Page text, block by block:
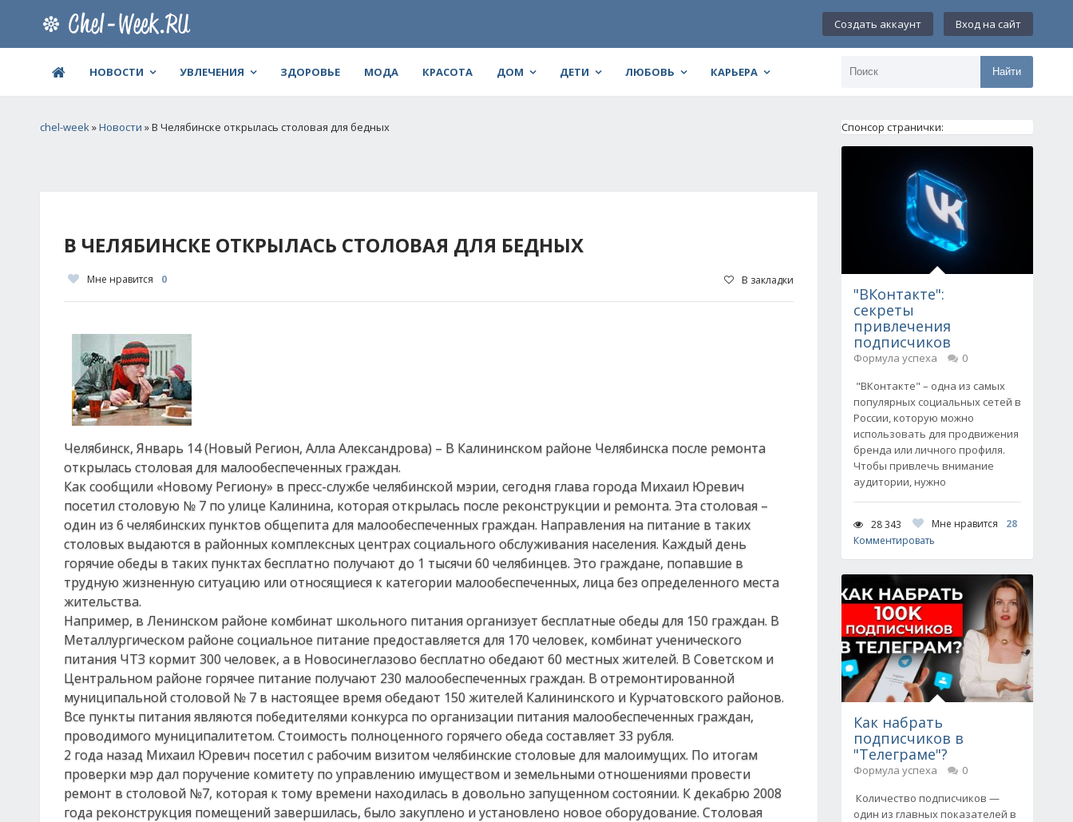
Создать аккаунт Вход на сайт
НОВОСТИ УВЛЕЧЕНИЯ ЗДОРОВЬЕ МОДА КРАСОТА ДОМ ДЕТИ ЛЮБОВЬ КАРЬЕРА Найти
chel-week»Новости » В Челябинске открылась столовая для бедных
В ЧЕЛЯБИНСКЕ ОТКРЫЛАСЬ СТОЛОВАЯ ДЛЯ БЕДНЫХ
Мне нравится 0 В закладки
Челябинск, Январь 14 (Новый Регион, Алла Александрова) – В Калининском районе Челябинска после ремонта
открылась столовая для малообеспеченных граждан.
Как сообщили «Новому Региону» в пресс-службе челябинской мэрии, сегодня глава города Михаил Юревич
посетил столовую № 7 по улице Калинина, которая открылась после реконструкции и ремонта. Эта столовая –
один из 6 челябинских пунктов общепита для малообеспеченных граждан. Направления на питание в таких
столовых выдаются в районных комплексных центрах социального обслуживания населения. Каждый день
горячие обеды в таких пунктах бесплатно получают до 1 тысячи 60 челябинцев. Это граждане, попавшие в
трудную жизненную ситуацию или относящиеся к категории малообеспеченных, лица без определенного места
жительства.
Например, в Ленинском районе комбинат школьного питания организует бесплатные обеды для 150 граждан. В
Металлургическом районе социальное питание предоставляется для 170 человек, комбинат ученического
питания ЧТЗ кормит 300 человек, а в Новосинеглазово бесплатно обедают 60 местных жителей. В Советском и
Центральном районе горячее питание получают 230 малообеспеченных граждан. В отремонтированной
муниципальной столовой № 7 в настоящее время обедают 150 жителей Калининского и Курчатовского районов.
Все пункты питания являются победителями конкурса по организации питания малообеспеченных граждан,
проводимого муниципалитетом. Стоимость полноценного горячего обеда составляет 33 рубля.
2 года назад Михаил Юревич посетил с рабочим визитом челябинские столовые для малоимущих. По итогам
проверки мэр дал поручение комитету по управлению имуществом и земельными отношениями провести
ремонт в столовой №7, которая к тому времени находилась в довольно запущенном состоянии. К декабрю 2008
года реконструкция помещений завершилась, было закуплено и установлено новое оборудование. Столовая
Спонсор странички:
"ВКонтакте":
секреты
привлечения
подписчиков
Формула успеха
0
"ВКонтакте" – одна из самых
популярных социальных сетей в
России, которую можно
использовать для продвижения
бренда или личного профиля.
Чтобы привлечь внимание
аудитории, нужно
28 343 Мне нравится
28
Комментировать
Как набрать
подписчиков в
"Телеграме"?
Формула успеха
0
Количество подписчиков —
один из главных показателей в